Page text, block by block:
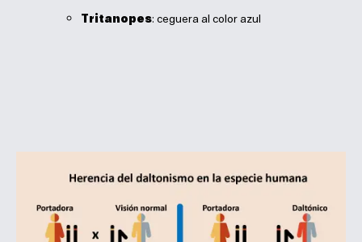
Tritanopes: ceguera al color azul